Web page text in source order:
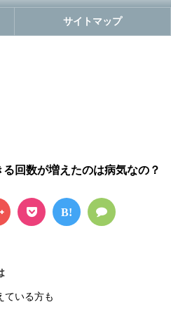
サイトマップ
回数が増えたのは病気なの？
B!
ている方も